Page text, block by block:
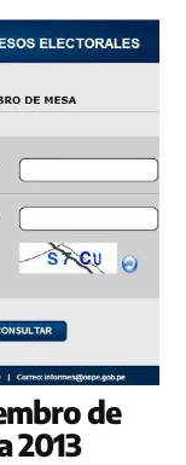
de
2013